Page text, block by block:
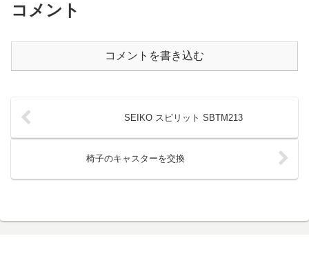
コメント
コメントを書き込む
SEIKO スピリット SBTM213
椅子のキャスターを交換